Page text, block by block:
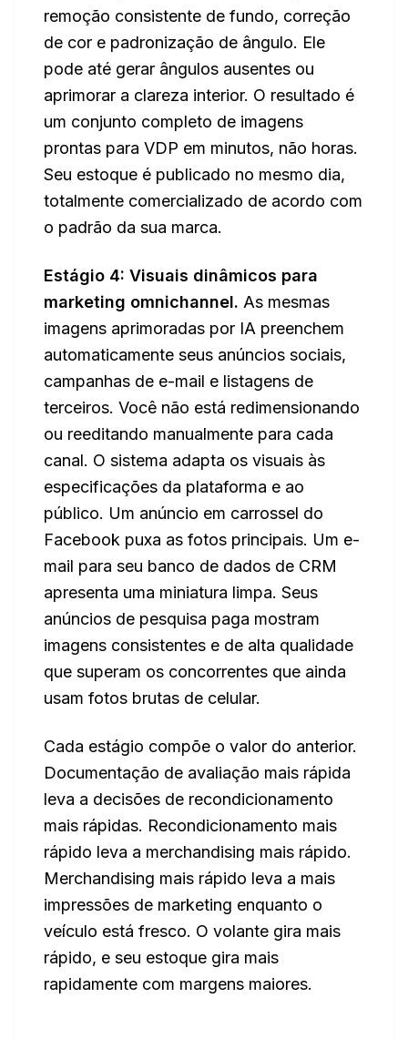
remoção consistente de fundo, correção
de cor e padronização de ângulo. Ele
pode até gerar ângulos ausentes ou
aprimorar a clareza interior. O resultado é
um conjunto completo de imagens
prontas para VDP em minutos, não horas.
Seu estoque é publicado no mesmo dia,
totalmente comercializado de acordo com
o padrão da sua marca.
Estágio 4: Visuais dinâmicos para
marketing omnichannel. As mesmas
imagens aprimoradas por IA preenchem
automaticamente seus anúncios sociais,
campanhas de e-mail e listagens de
terceiros. Você não está redimensionando
ou reeditando manualmente para cada
canal. O sistema adapta os visuais às
especificações da plataforma e ao
público. Um anúncio em carrossel do
Facebook puxa as fotos principais. Um e-
mail para seu banco de dados de CRM
apresenta uma miniatura limpa. Seus
anúncios de pesquisa paga mostram
imagens consistentes e de alta qualidade
que superam os concorrentes que ainda
usam fotos brutas de celular.
Cada estágio compõe o valor do anterior.
Documentação de avaliação mais rápida
leva a decisões de recondicionamento
mais rápidas. Recondicionamento mais
rápido leva a merchandising mais rápido.
Merchandising mais rápido leva a mais
impressões de marketing enquanto o
veículo está fresco. O volante gira mais
rápido, e seu estoque gira mais
rapidamente com margens maiores.